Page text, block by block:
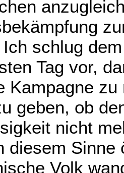
schlug
Tag vor,
Kampagne
geben, ob
nicht
diesem Sinne
Volk